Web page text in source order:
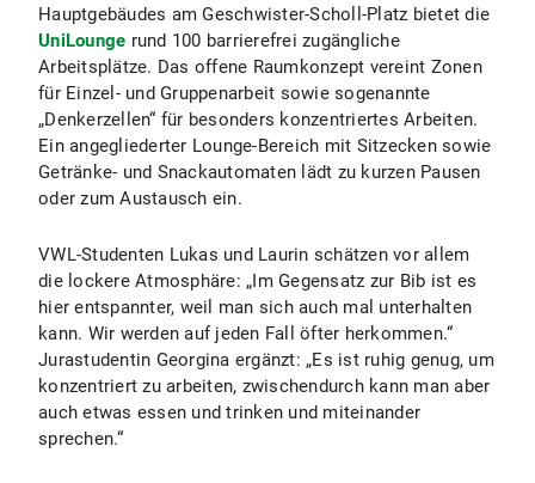
Hauptgebäudes am Geschwister-Scholl-Platz bietet die
UniLounge rund 100 barrierefrei zugängliche
Arbeitsplätze. Das offene Raumkonzept vereint Zonen
für Einzel- und Gruppenarbeit sowie sogenannte
„Denkerzellen“ für besonders konzentriertes Arbeiten.
Ein angegliederter Lounge-Bereich mit Sitzecken sowie
Getränke- und Snackautomaten lädt zu kurzen Pausen
oder zum Austausch ein.
VWL-Studenten Lukas und Laurin schätzen vor allem
die lockere Atmosphäre: „Im Gegensatz zur Bib ist es
hier entspannter, weil man sich auch mal unterhalten
kann. Wir werden auf jeden Fall öfter herkommen.“
Jurastudentin Georgina ergänzt: „Es ist ruhig genug, um
konzentriert zu arbeiten, zwischendurch kann man aber
auch etwas essen und trinken und miteinander
sprechen.“